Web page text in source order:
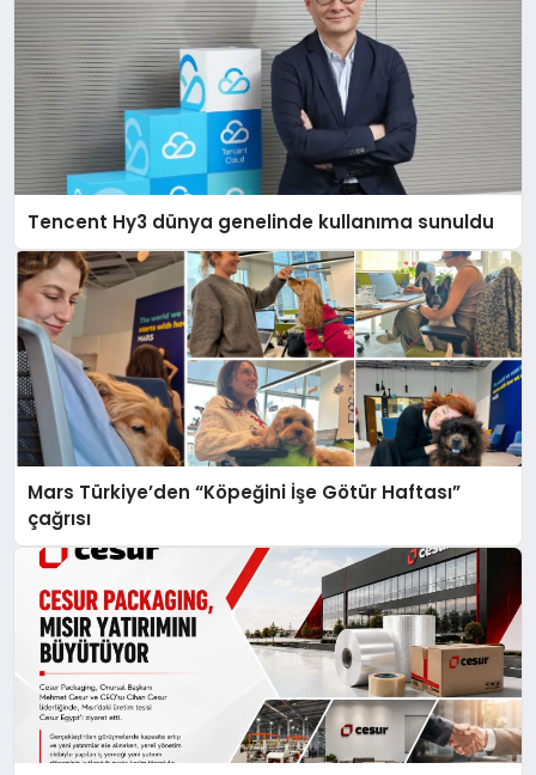
Tencent Hy3 dünya genelinde kullanıma sunuldu
Mars Türkiye’den “Köpeğini İşe Götür Haftası”
çağrısı